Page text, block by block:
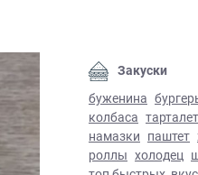
КлассическийЗакуски
буженина
колбаса
намазки паштет
роллы холодец